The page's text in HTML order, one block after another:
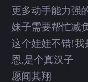
更多动手能力强
妹子需要帮忙减
这个娃娃不错!我
恩,是个真汉子
愿闻其翔